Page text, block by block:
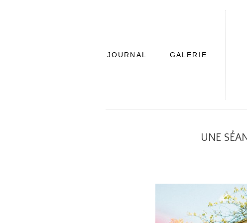
JOURNAL GALERIE
UNE